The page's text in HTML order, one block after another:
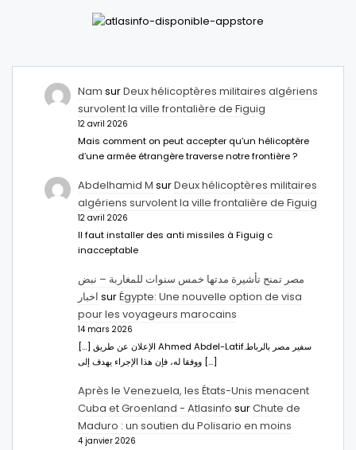
Nam surDeux hélicoptères militaires algériens
survolent la ville frontalière de Figuig
12 avril 2026
Mais comment on peut accepter qu’un hélicoptère
d’une armée étrangère traverse notre frontière ?
Abdelhamid M surDeux hélicoptères militaires
algériens survolent la ville frontalière de Figuig
12 avril 2026
Il faut installer des anti missiles à Figuig c
inacceptable
مصر تمنح تأشيرة مدتها خمس سنوات للمغاربة – نبض
اخبار surÉgypte: Une nouvelle option de visa
pour les voyageurs marocains
14 mars 2026
[…] الإعلان عن طريق Ahmed Abdel-Latifسفير مصر بالرباط.
ووفقا له، فإن هذا الإجراء يهدف إلى […]
Après le Venezuela, les États-Unis menacent
Cuba et Groenland - Atlasinfo surChute de
Maduro : un soutien du Polisario en moins
4 janvier 2026